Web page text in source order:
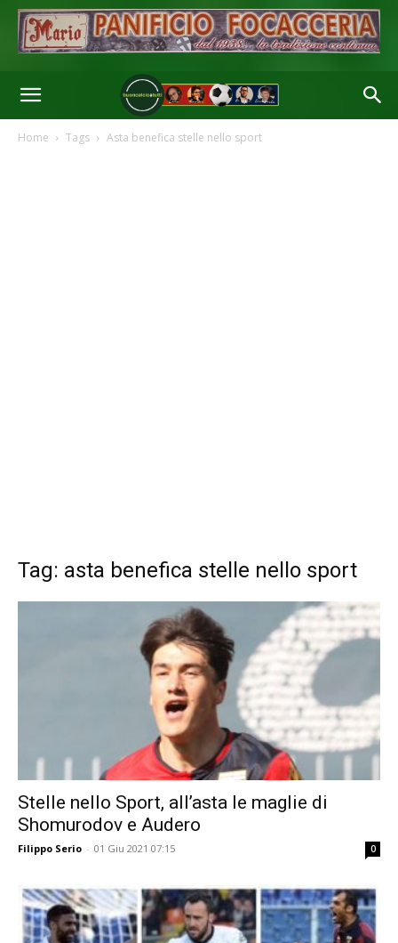
Home Tags Asta benefica stelle nello sport
Tag: asta benefica stelle nello sport
Stelle nello Sport, all’asta le maglie di
Shomurodov e Audero
Filippo Serio - 01 Giu 2021 07:15 0